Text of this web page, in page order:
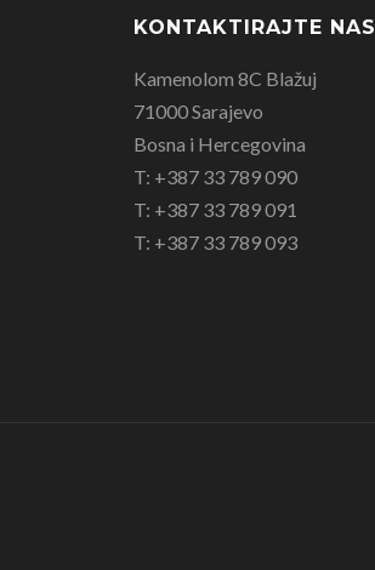
KONTAKTIRAJTE NAS
Kamenolom 8C Blažuj
71000 Sarajevo
Bosna i Hercegovina
T: +387 33 789 090
T: +387 33 789 091
T: +387 33 789 093